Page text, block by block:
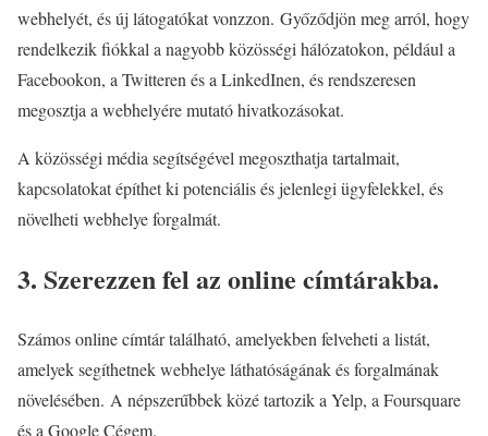
webhelyét, és új látogatókat vonzzon. Győződjön meg arról, hogy
rendelkezik fiókkal a nagyobb közösségi hálózatokon, például a
Facebookon, a Twitteren és a LinkedInen, és rendszeresen
megosztja a webhelyére mutató hivatkozásokat.
A közösségi média segítségével megoszthatja tartalmait,
kapcsolatokat építhet ki potenciális és jelenlegi ügyfelekkel, és
növelheti webhelye forgalmát.
3. Szerezzen fel az online címtárakba.
Számos online címtár található, amelyekben felveheti a listát,
amelyek segíthetnek webhelye láthatóságának és forgalmának
növelésében. A népszerűbbek közé tartozik a Yelp, a Foursquare
és a Google Cégem.